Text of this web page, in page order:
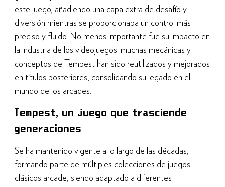
este juego, añadiendo una capa extra de desafío y
diversión mientras se proporcionaba un control más
preciso y fluido. No menos importante fue su impacto en
la industria de los videojuegos: muchas mecánicas y
conceptos de Tempest han sido reutilizados y mejorados
en títulos posteriores, consolidando su legado en el
mundo de los arcades.
Tempest, un juego que trasciende
generaciones
Se ha mantenido vigente a lo largo de las décadas,
formando parte de múltiples colecciones de juegos
clásicos arcade, siendo adaptado a diferentes